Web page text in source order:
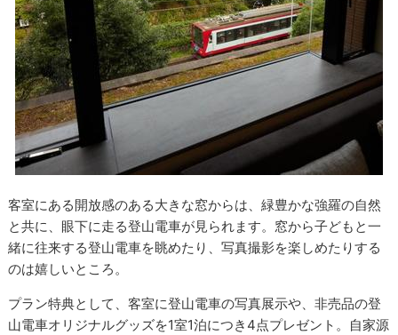
客室にある開放感のある大きな窓からは、緑豊かな強羅の自然
と共に、眼下に走る登山電車が見られます。窓から子どもと一
緒に往来する登山電車を眺めたり、写真撮影を楽しめたりする
のは嬉しいところ。
プラン特典として、客室に登山電車の写真展示や、非売品の登
山電車オリジナルグッズを1室1泊につき4点プレゼント。自家源